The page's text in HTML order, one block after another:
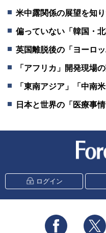
米中露関係の展望を知
偏っていない「韓国・
英国離脱後の「ヨーロ
「アフリカ」開発現場
「東南アジア」「中南
日本と世界の「医療事
ログイン
Facebook